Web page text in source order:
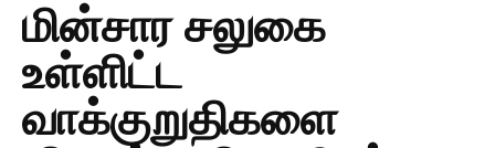
மின்சார சலுகை
உள்ளிட்ட
வாக்குறுதிகளை